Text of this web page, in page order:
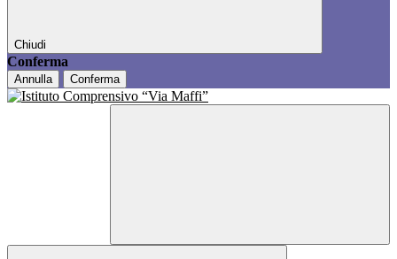
Chiudi
Conferma
Annulla Conferma